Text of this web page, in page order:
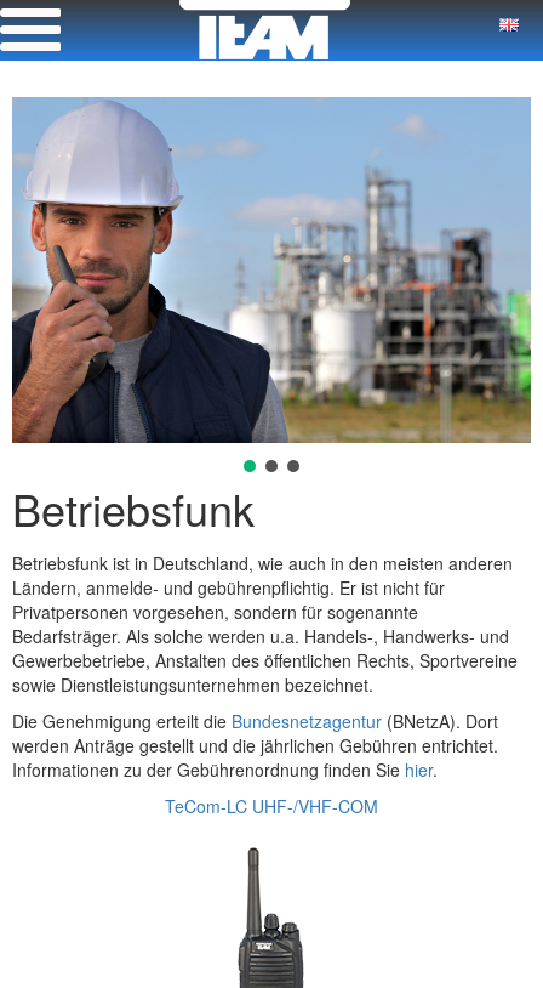
Betriebsfunk
Betriebsfunk ist in Deutschland, wie auch in den meisten anderen
Ländern, anmelde- und gebührenpflichtig. Er ist nicht für
Privatpersonen vorgesehen, sondern für sogenannte
Bedarfsträger. Als solche werden u.a. Handels-, Handwerks- und
Gewerbebetriebe, Anstalten des öffentlichen Rechts, Sportvereine
sowie Dienstleistungsunternehmen bezeichnet.
Die Genehmigung erteilt die Bundesnetzagentur (BNetzA). Dort
werden Anträge gestellt und die jährlichen Gebühren entrichtet.
Informationen zu der Gebührenordnung finden Sie hier.
TeCom-LC UHF-/VHF-COM